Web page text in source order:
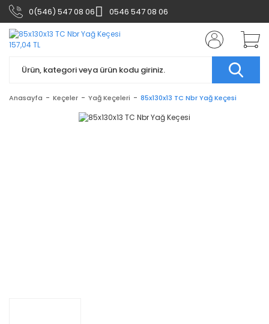
0(546) 547 08 06 0546 547 08 06
Anasayfa Keçeler Yağ Keçeleri 85x130x13 TC Nbr Yağ Keçesi